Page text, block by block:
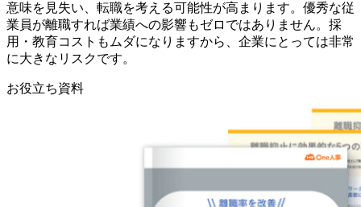
意味を見失い、転職を考える可能性が高まります。優秀な従
業員が離職すれば業績への影響もゼロではありません。採
用・教育コストもムダになりますから、企業にとっては非常
に大きなリスクです。
お役立ち資料